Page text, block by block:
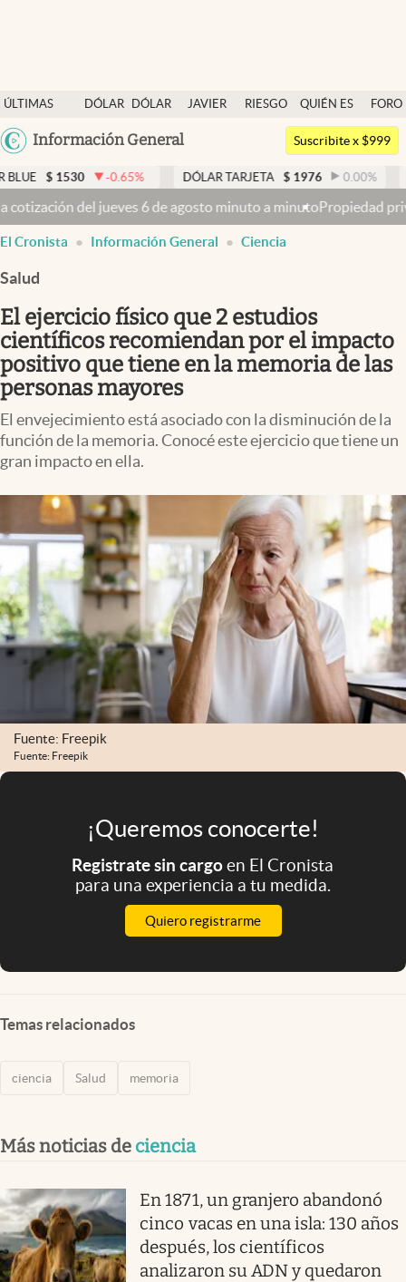
ÚLTIMAS
NOTICIAS
DÓLAR
DÓLAR
JAVIER
RIESGO
QUIÉN ES
QUIÉN
FORO
Argentina
México
Información General
Dólar
Members
Economía y Política
Finanzas y Mercados
Mercados Online
Columnistas
Otras secciones
Apertura
Infotechnology
Clase
Mundial 2026
Eventos Corporativos
El Cronista Studio
Mediakit
abre en nueva pestaña
Argentina
Suscribite x $999
-0.65% DÓLAR TARJETA $ 1976 0.00% DÓLAR
agosto minuto a minutoPropiedad privada: con cruces y
El Cronista Información General Ciencia
Salud
El ejercicio físico que 2 estudios
científicos recomiendan por el impacto
positivo que tiene en la memoria de las
personas mayores
El envejecimiento está asociado con la disminución de la
función de la memoria. Conocé este ejercicio que tiene un
gran impacto en ella.
Fuente: Freepik
Fuente: Freepik
¡Queremos conocerte!
Registrate sin cargoen El Cronista
para una experiencia a tu medida.
Quiero registrarme
Temas relacionados
ciencia Salud memoria
Más noticias de ciencia
En 1871, un granjero abandonó
cinco vacas en una isla: 130 años
después, los científicos
analizaron su ADN y quedaron